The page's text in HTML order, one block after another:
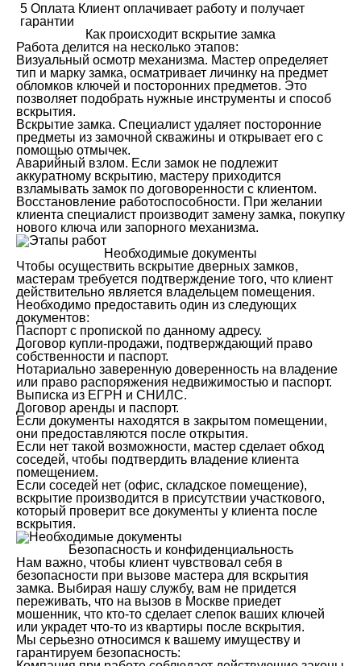
5 Оплата Клиент оплачивает работу и получает
гарантии
Как происходит вскрытие замка
Работа делится на несколько этапов:
Визуальный осмотр механизма. Мастер определяет
тип и марку замка, осматривает личинку на предмет
обломков ключей и посторонних предметов. Это
позволяет подобрать нужные инструменты и способ
вскрытия.
Вскрытие замка. Специалист удаляет посторонние
предметы из замочной скважины и открывает его с
помощью отмычек.
Аварийный взлом. Если замок не подлежит
аккуратному вскрытию, мастеру приходится
взламывать замок по договоренности с клиентом.
Восстановление работоспособности. При желании
клиента специалист производит замену замка, покупку
нового ключа или запорного механизма.
Необходимые документы
Чтобы осуществить вскрытие дверных замков,
мастерам требуется подтверждение того, что клиент
действительно является владельцем помещения.
Необходимо предоставить один из следующих
документов:
Паспорт с пропиской по данному адресу.
Договор купли-продажи, подтверждающий право
собственности и паспорт.
Нотариально заверенную доверенность на владение
или право распоряжения недвижимостью и паспорт.
Выписка из ЕГРН и СНИЛС.
Договор аренды и паспорт.
Если документы находятся в закрытом помещении,
они предоставляются после открытия.
Если нет такой возможности, мастер сделает обход
соседей, чтобы подтвердить владение клиента
помещением.
Если соседей нет (офис, складское помещение),
вскрытие производится в присутствии участкового,
который проверит все документы у клиента после
вскрытия.
Безопасность и конфиденциальность
Нам важно, чтобы клиент чувствовал себя в
безопасности при вызове мастера для вскрытия
замка. Выбирая нашу службу, вам не придется
переживать, что на вызов в Москве приедет
мошенник, что кто-то сделает слепок ваших ключей
или украдет что-то из квартиры после вскрытия.
Мы серьезно относимся к вашему имуществу и
гарантируем безопасность: